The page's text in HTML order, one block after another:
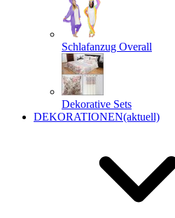
Schlafanzug Overall
Dekorative Sets
DEKORATIONEN(aktuell)